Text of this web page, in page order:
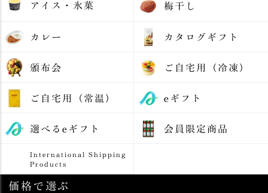
アイス・氷菓 梅干し
カレー カタログギフト
頒布会 ご自宅用（冷凍）
ご自宅用（常温） eギフト
選べるeギフト 会員限定商品
International Shipping
Products
価格で選ぶ